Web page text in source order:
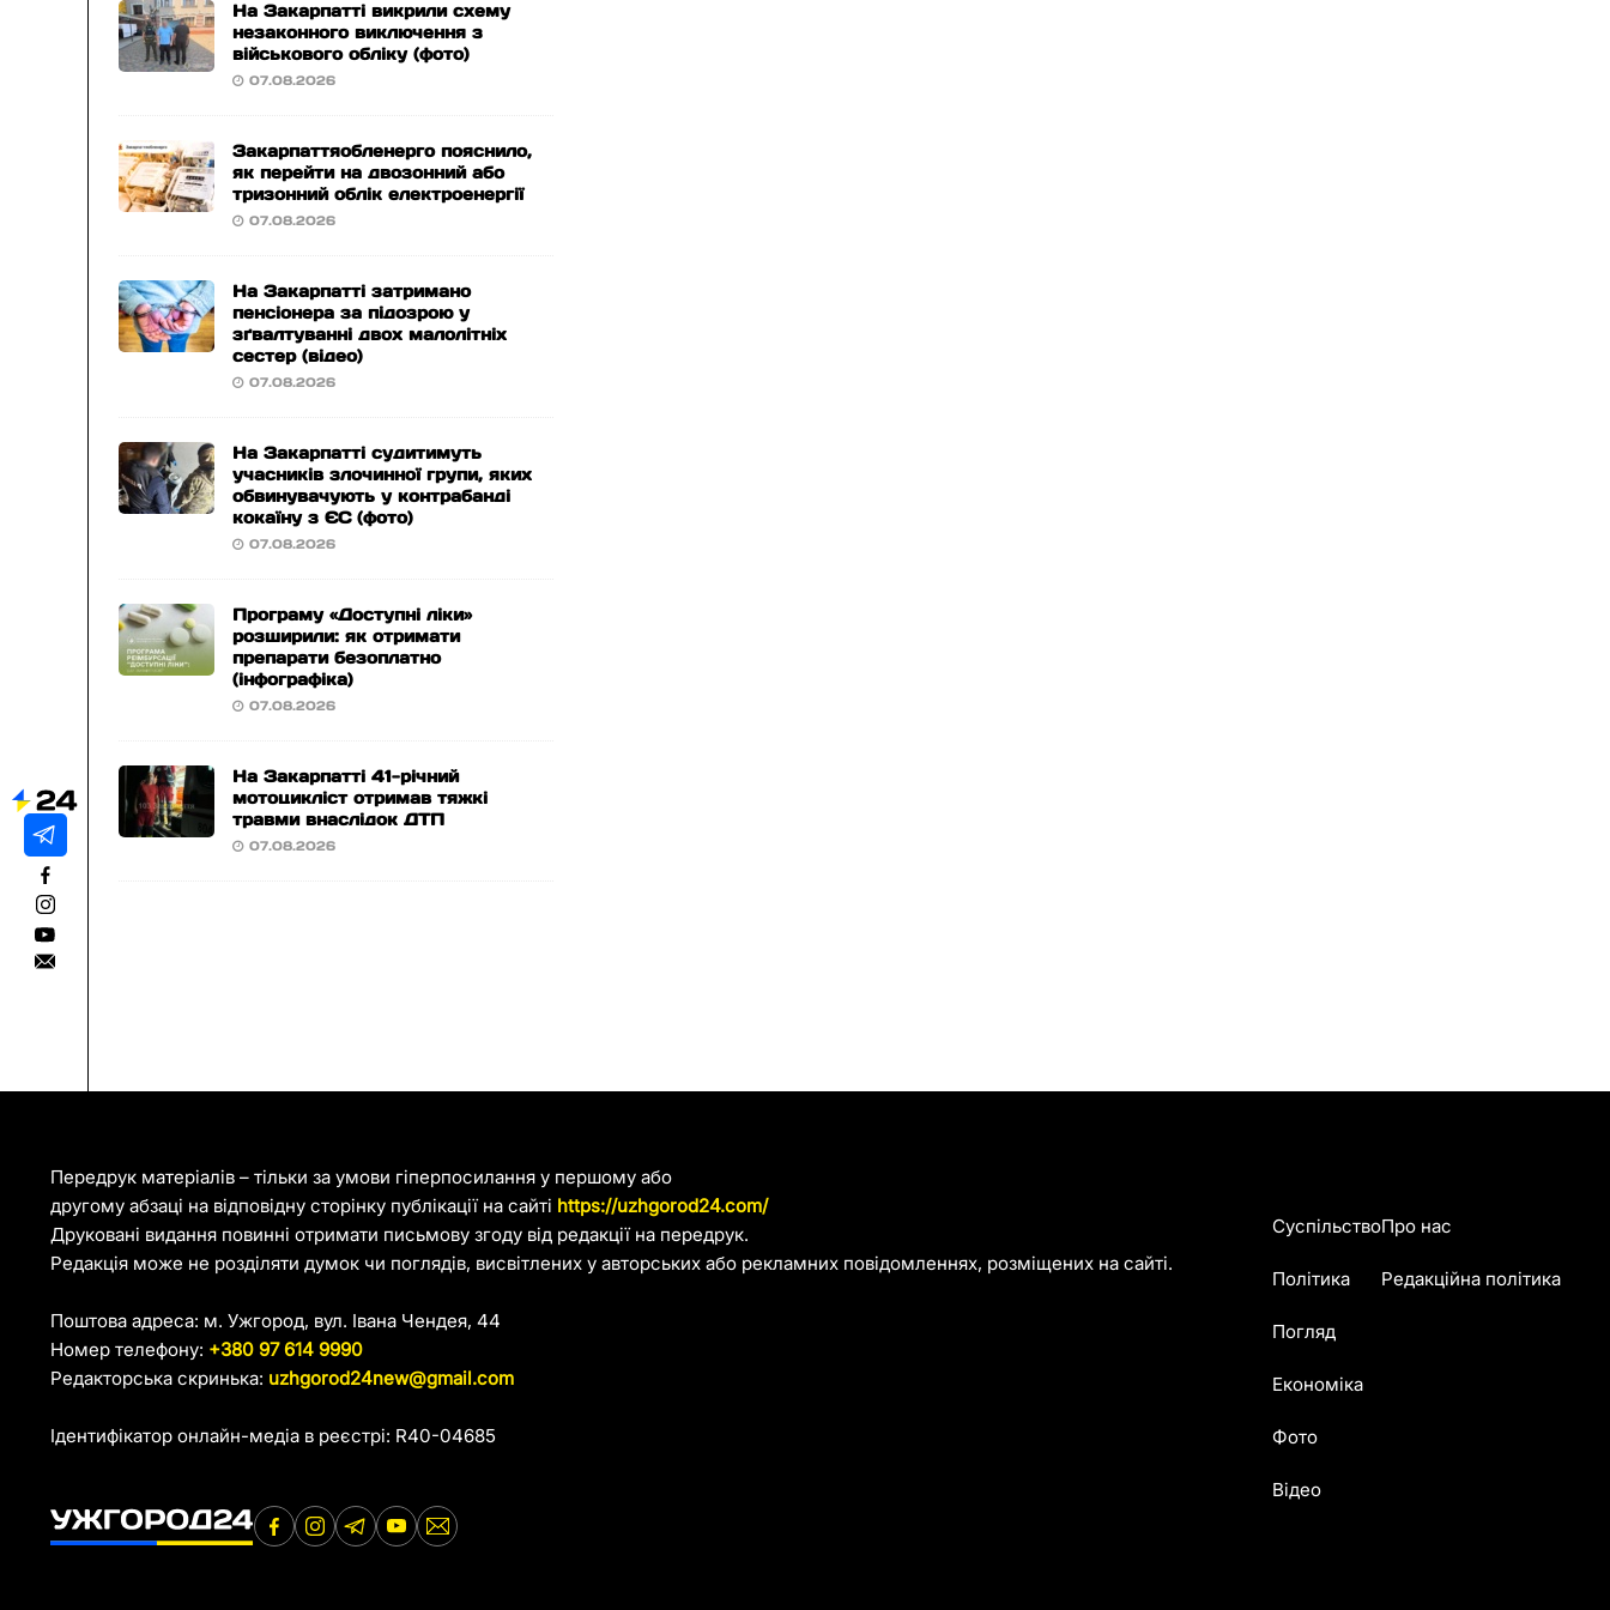
На Закарпатті викрили схему
незаконного виключення з
військового обліку (фото)
07.08.2026
Закарпаттяобленерго пояснило,
як перейти на двозонний або
тризонний облік електроенергії
07.08.2026
На Закарпатті затримано
пенсіонера за підозрою у
зґвалтуванні двох малолітніх
сестер (відео)
07.08.2026
На Закарпатті судитимуть
учасників злочинної групи, яких
обвинувачують у контрабанді
кокаїну з ЄС (фото)
07.08.2026
Програму «Доступні ліки»
розширили: як отримати
препарати безоплатно
(інфографіка)
07.08.2026
На Закарпатті 41-річний
мотоцикліст отримав тяжкі
травми внаслідок ДТП
07.08.2026
Передрук матеріалів – тільки за умови гіперпосилання у першому або
другому абзаці на відповідну сторінку публікації на сайті https://uzhgorod24.com/
Друковані видання повинні отримати письмову згоду від редакції на передрук.
Редакція може не розділяти думок чи поглядів, висвітлених у авторських або рекламних повідомленнях, розміщених на сайті.
Поштова адреса: м. Ужгород, вул. Івана Чендея, 44
Номер телефону: +380 97 614 9990
Редакторська скринька: uzhgorod24new@gmail.com
Ідентифікатор онлайн-медіа в реєстрі: R40-04685
Суспільство
Політика
Погляд
Економіка
Фото
Відео
Про нас
Редакційна політика